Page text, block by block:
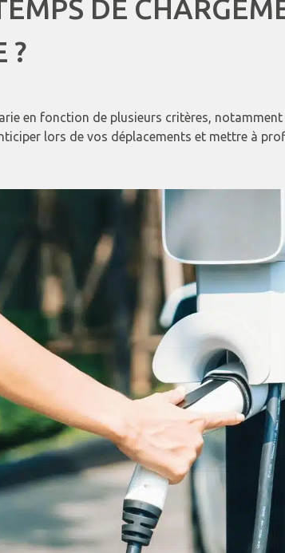
DE
?
en fonction de plusieurs critères,
lors de vos déplacements et mettre à